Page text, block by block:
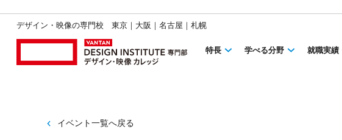
デザイン・映像の専門校 東京｜大阪｜名古屋｜札幌
特長 学べる分野 就職実績
イベント一覧へ戻る